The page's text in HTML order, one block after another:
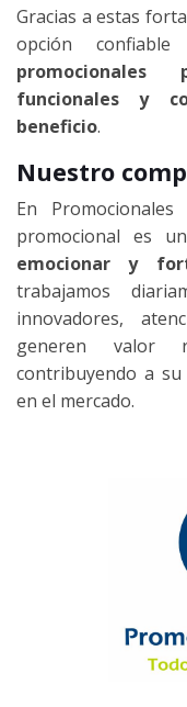
Gracias a estas
opción
promocionales
funcionales y
beneficio.
Nuestro
En
promocional es
emocionar y
trabajamos
innovadores,
generen valor
contribuyendo a su
en el mercado.